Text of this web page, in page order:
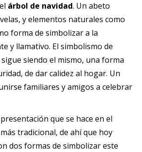
árbol de navidad. Un abeto
y elementos naturales como
forma de simbolizar a la
y llamativo. El simbolismo de
siendo el mismo, una forma
de dar calidez al hogar. Un
familiares y amigos a celebrar
que se hace en el
tradicional, de ahí que hoy
dos formas de simbolizar este